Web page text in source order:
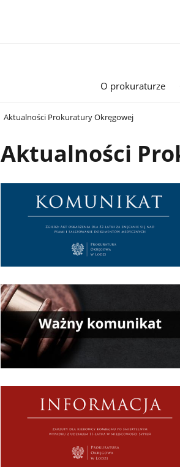
O prokuraturze
Aktualności Prokuratury Okręgowej
Aktualności